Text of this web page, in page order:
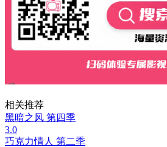
相关推荐
黑暗之风 第四季
3.0
巧克力情人 第二季